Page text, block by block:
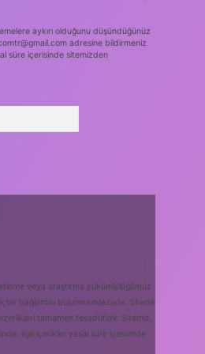
aykırı olduğunu düşündüğünüz
adresine bildirmeniz
süre içerisinde sitemizden
veya araştırma yükümlülüğümüz
bağlantısı bulunmamaktadır. Sitede
tamamen tesadüfidir. Sitemiz,
ilgili içerikler yasal süre içerisinde